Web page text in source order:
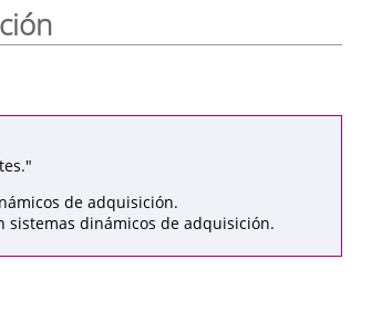
de adquisición.
sistemas dinámicos de adquisición.